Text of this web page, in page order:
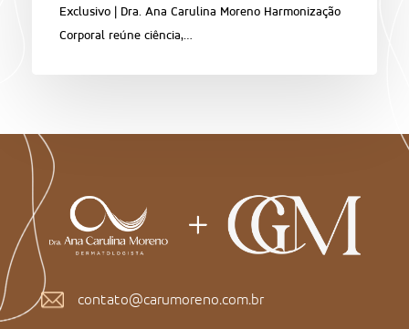
Exclusivo | Dra. Ana Carulina Moreno Harmonização
Corporal reúne ciência,…
contato@carumoreno.com.br